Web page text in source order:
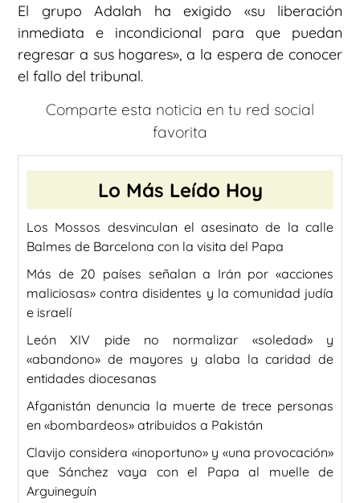
El grupo Adalah ha exigido «su liberación
inmediata e incondicional para que puedan
regresar a sus hogares», a la espera de conocer
el fallo del tribunal.
Comparte esta noticia en tu red social
favorita
Lo Más Leído Hoy
Los Mossos desvinculan el asesinato de la calle
Balmes de Barcelona con la visita del Papa
Más de 20 países señalan a Irán por «acciones
maliciosas» contra disidentes y la comunidad judía
e israelí
León XIV pide no normalizar «soledad» y
«abandono» de mayores y alaba la caridad de
entidades diocesanas
Afganistán denuncia la muerte de trece personas
en «bombardeos» atribuidos a Pakistán
Clavijo considera «inoportuno» y «una provocación»
que Sánchez vaya con el Papa al muelle de
Arguineguín